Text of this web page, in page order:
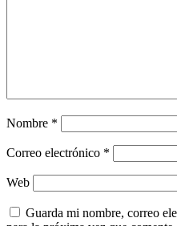
Nombre *
Correo electrónico *
Web
Guarda mi nombre, correo